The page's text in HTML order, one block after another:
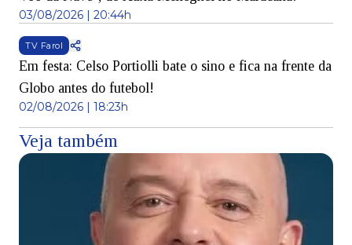
03/08/2026 | 20:44h
TV Farol
Em festa: Celso Portiolli bate o sino e fica na frente da
Globo antes do futebol!
02/08/2026 | 18:23h
Veja também